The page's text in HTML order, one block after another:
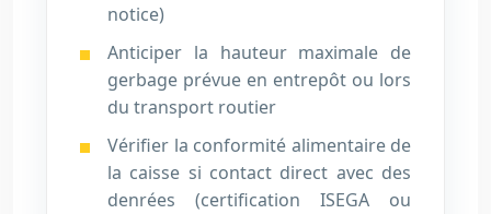
notice)
Anticiper la hauteur maximale de
gerbage prévue en entrepôt ou lors
du transport routier
Vérifier la conformité alimentaire de
la caisse si contact direct avec des
denrées (certification ISEGA ou